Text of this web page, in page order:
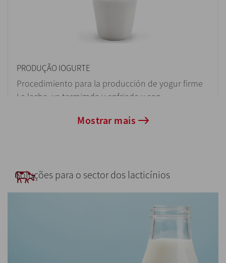
PRODUÇÃO IOGURTE
Procedimiento para la producción de yogur firme
La leche, ya termizada y enfriada y con...
podemos oferecer uma vasta gama de...
Mostrar mais
Soluções para o sector dos lacticínios